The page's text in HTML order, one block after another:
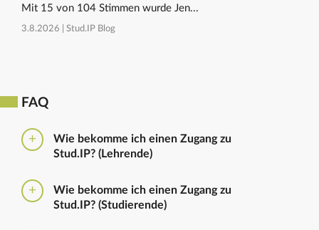
Mit 15 von 104 Stimmen wurde Jen...
3.8.2026 | Stud.IP Blog
FAQ
Wie bekomme ich einen Zugang zu
Stud.IP? (Lehrende)
folgendenFormularHaben Sie bereits eine
universitäre E-Mail-Adresse, reicht ein formloser
Wie bekomme ich einen Zugang zu
Stud.IP? (Studierende)